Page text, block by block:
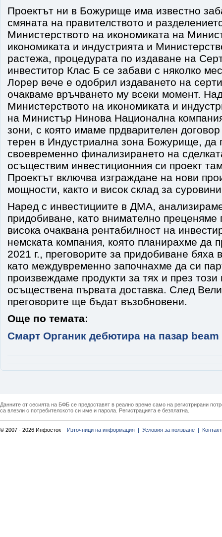
Проектът ни в Божурище има известно
смяната на правителството и
Министерството на икономиката на
икономиката и индустрията и
растежа, процедурата по издаване на
инвеститор Клас Б се забави с няколко
Лорер вече е одобрил издаването на
очакваме връчването му всеки момент.
Министерството на икономиката и
на Министър Нинова Национална
зони, с която имаме прдварителен договор
терен в Индустриална зона Божурище, да
своевременно финализирането на
осъществим инвестиционния си проект
Проектът включва изграждане на нови
мощности, както и висок склад за
Наред с инвестициите в ДМА,
придобиване, като внимателно преценяме
висока очаквана рентабилност на
немската компания, която планирахме да
2021 г., преговорите за придобиване бяха
като междувременно започнахме да си
произвеждаме продукти за тях и през
осъществена първата доставка. След
преговорите ще бъдат възобновени.
Още по темата:
Смарт Органик дебютира на пазар
Данните от сесията на БФБ се предоставят в реално време само на регистрирани
са влезли с потребителското си име и парола. Регистрацията е безплатна.
© 2007 - 2026 Инфосток Източници на информация | Условия за ползване |